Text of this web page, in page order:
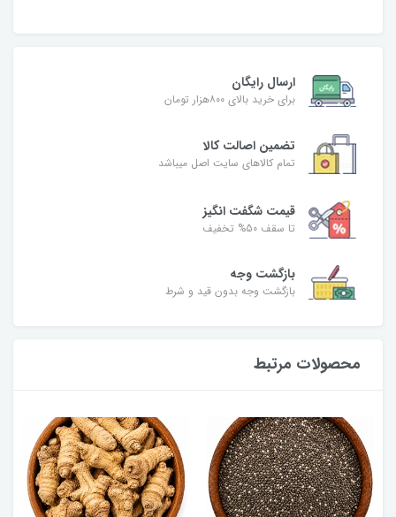
ارسال رایگان
برای خرید بالای ۸۰۰هزار تومان
تضمین اصالت کالا
تمام کالاهای سایت اصل میباشد
قیمت شگفت انگیز
تا سقف 50% تخفیف
بازگشت وجه
بازگشت وجه بدون قید و شرط
محصولات مرتبط